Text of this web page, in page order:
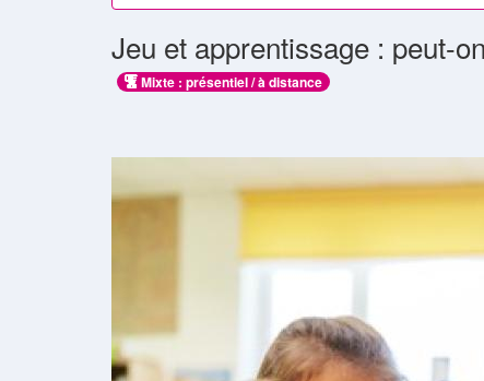
Jeu et apprentissage : peut-
Mixte : présentiel / à distance